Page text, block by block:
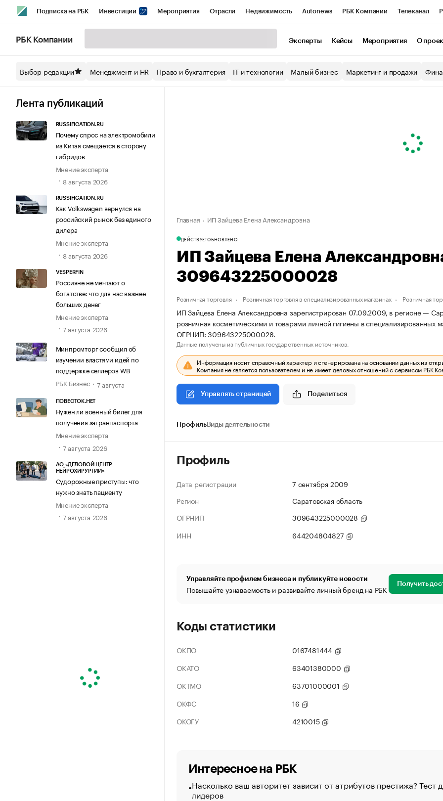
Подписка на РБК Инвестиции Мероприятия Отрасли Недвижимость Autonews РБК Компании Телеканал
Спецпроекты СПб Конференции СПб Спецпроекты Экономика Бизнес
Технологии и медиа
РБК Компании Эксперты Кейсы Мероприятия О
Выбор редакции Менеджмент и HR Право и бухгалтерия IT и технологии Малый бизнес Маркетинг и продажи
Лента публикаций
RUSSIFICATION.RU
Почему спрос на электромобили
из Китая смещается в сторону
гибридов
Мнение эксперта
8 августа 2026
RUSSIFICATION.RU
Как Volkswagen вернулся на
российский рынок без единого
дилера
Мнение эксперта
8 августа 2026
VESPERFIN
Россияне не мечтают о
богатстве: что для нас важнее
больших денег
Мнение эксперта
7 августа 2026
Минпромторг сообщил об
изучении властями идей по
поддержке селлеров WB
РБК Бизнес
7 августа
ПОВЕСТОК.НЕТ
Нужен ли военный билет для
получения загранпаспорта
Мнение эксперта
7 августа 2026
АО «ДЕЛОВОЙ ЦЕНТР
НЕЙРОХИРУРГИИ»
Судорожные приступы: что
нужно знать пациенту
Мнение эксперта
7 августа 2026
Главная ИП Зайцева Елена Александровна
ДЕЙСТВУЕТОБНОВЛЕНО
ИП Зайцева Елена
309643225000028
Розничная торговля Розничная торговля в специализированных магазинах Розничная
ИП Зайцева Елена Александровна зарегистрирован 07.09.2009, в регионе —
розничная косметическими и товарами личной гигиены в
ОГРНИП: 309643225000028.
Данные получены из публичных государственных источников.
Информация носит справочный характер и сгенерирована на основании данных из
Компания не является пользователем и не имеет деловых отношений с сервисом РБК
Управлять страницей Поделиться
ПрофильВиды деятельности
Профиль
Дата регистрации
7 сентября 2009
Регион
Саратовская область
ОГРНИП
309643225000028
ИНН
644204804827
Управляйте профилем бизнеса и публикуйте новости
Повышайте узнаваемость и развивайте личный бренд на РБК Получить
Коды статистики
ОКПО
0167481444
ОКАТО
63401380000
ОКТМО
63701000001
ОКФС
16
ОКОГУ
4210015
Интересное на РБК
Насколько ваш авторитет зависит от атрибутов престижа? Тест
лидеров